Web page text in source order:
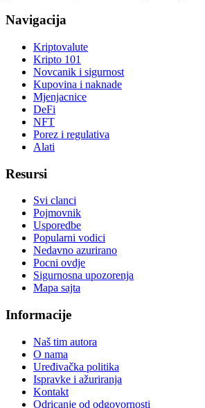
Navigacija
Kriptovalute
Kripto 101
Novcanik i sigurnost
Kupovina i naknade
Mjenjacnice
DeFi
NFT
Porez i regulativa
Alati
Resursi
Svi clanci
Pojmovnik
Usporedbe
Popularni vodici
Nedavno azurirano
Pocni ovdje
Sigurnosna upozorenja
Mapa sajta
Informacije
Naš tim autora
O nama
Uređivačka politika
Ispravke i ažuriranja
Kontakt
Odricanje od odgovornosti